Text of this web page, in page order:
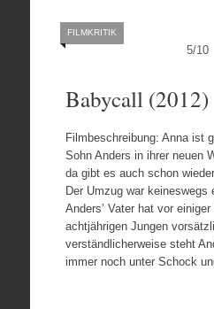
5/10
FILMKRITIK
Babycall (2012)
Filmbeschreibung: Anna ist
Sohn Anders in ihrer neuen
da gibt es auch schon
Der Umzug war keineswegs
Anders’ Vater hat vor
achtjährigen Jungen
verständlicherweise steht
immer noch unter Schock